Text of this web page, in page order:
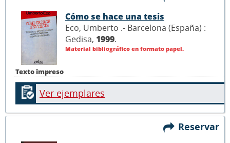
Texto impreso
Cómo se hace una tesis
Eco, Umberto .- Barcelona (España) :
Gedisa, 1999.
Material bibliográfico en formato papel.
Ver ejemplares
Reservar